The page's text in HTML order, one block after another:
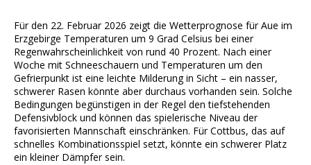
Für den 22. Februar 2026 zeigt die Wetterprognose für Aue im
Erzgebirge Temperaturen um 9 Grad Celsius bei einer
Regenwahrscheinlichkeit von rund 40 Prozent. Nach einer
Woche mit Schneeschauern und Temperaturen um den
Gefrierpunkt ist eine leichte Milderung in Sicht – ein nasser,
schwerer Rasen könnte aber durchaus vorhanden sein. Solche
Bedingungen begünstigen in der Regel den tiefstehenden
Defensivblock und können das spielerische Niveau der
favorisierten Mannschaft einschränken. Für Cottbus, das auf
schnelles Kombinationsspiel setzt, könnte ein schwerer Platz
ein kleiner Dämpfer sein.